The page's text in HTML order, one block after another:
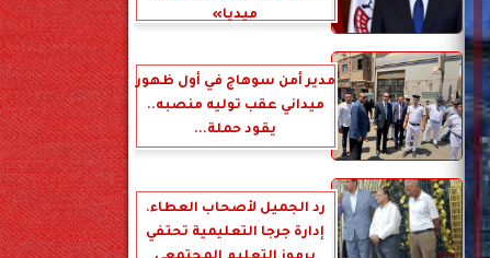
ميديا»
مدير أمن سوهاج في أول ظهور
ميداني عقب توليه منصبه..
يقود حملة...
رد الجميل لأصحاب العطاء.
إدارة جرجا التعليمية تحتفي